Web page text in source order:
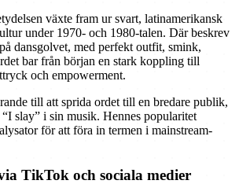
växte fram ur svart, latinamerikansk
under 1970- och 1980-talen. Där beskrev
dansgolvet, med perfekt outfit, smink,
bar från början en stark koppling till
och empowerment.
till att sprida ordet till en bredare publik,
slay” i sin musik. Hennes popularitet
för att föra in termen i mainstream-
TikTok och sociala medier